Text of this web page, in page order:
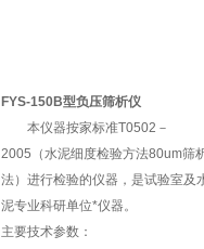
FYS-150B型负压筛析仪
本仪器按家标准T0502－
2005（水泥细度检验方法80um筛
法）进行检验的仪器，是试验室及
泥专业科研单位*仪器。
主要技术参数：